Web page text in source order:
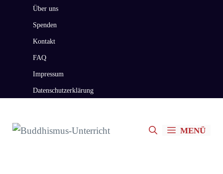
Über uns
Spenden
Kontakt
FAQ
Impressum
Datenschutzerklärung
MENÜ